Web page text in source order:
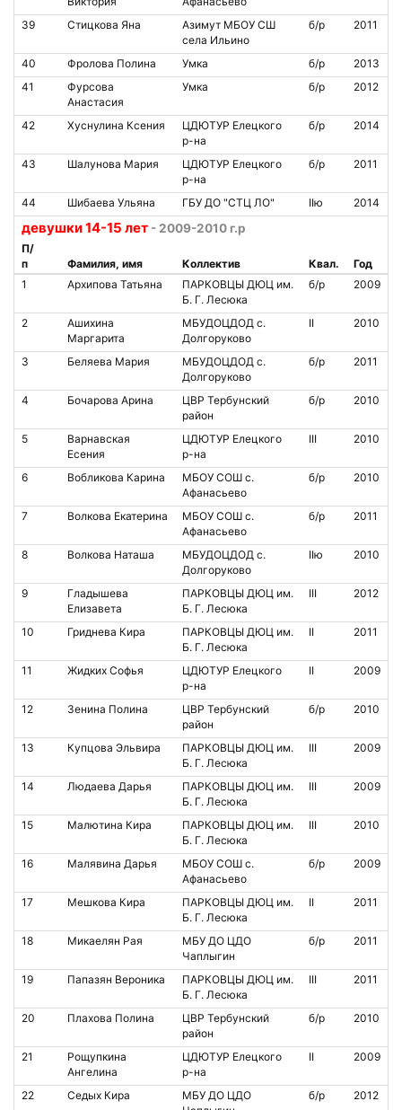
39 Стицкова Яна
Азимут МБОУ СШ
села Ильино
б/р 2011
40 Фролова Полина Умка б/р
2013
41
Фурсова
Анастасия
Умка б/р 2012
42 Хуснулина Ксения
ЦДЮТУР Елецкого
р-на
б/р 2014
43 Шалунова Мария
ЦДЮТУР Елецкого
р-на
б/р 2011
44 Шибаева Ульяна ГБУ ДО "СТЦ ЛО" IIю 2014
девушки 14-15 лет - 2009-2010 г.р
П/
п
Фамилия, имя Коллектив Квал.
Год
1
Архипова Татьяна
ПАРКОВЦЫ ДЮЦ им.
Б. Г. Лесюка
б/р 2009
2
Ашихина
Маргарита
МБУДОЦДОД с.
Долгоруково
II 2010
3 Беляева Мария
МБУДОЦДОД с.
Долгоруково
б/р 2011
4 Бочарова Арина
ЦВР Тербунский
район
б/р 2010
5
Варнавская
Есения
ЦДЮТУР Елецкого
р-на
III 2010
6 Вобликова Карина
МБОУ СОШ с.
Афанасьево
б/р 2010
7 Волкова Екатерина
МБОУ СОШ с.
Афанасьево
б/р 2011
8 Волкова Наташа
МБУДОЦДОД с.
Долгоруково
IIю 2010
9
Гладышева
Елизавета
ПАРКОВЦЫ ДЮЦ им.
Б. Г. Лесюка
III 2012
10 Гриднева Кира
ПАРКОВЦЫ ДЮЦ им.
Б. Г. Лесюка
II 2011
11 Жидких Софья
ЦДЮТУР Елецкого
р-на
II 2009
12 Зенина Полина
ЦВР Тербунский
район
б/р 2010
13 Купцова Эльвира
ПАРКОВЦЫ ДЮЦ им.
Б. Г. Лесюка
III 2009
14 Людаева Дарья
ПАРКОВЦЫ ДЮЦ им.
Б. Г. Лесюка
III 2009
15 Малютина Кира
ПАРКОВЦЫ ДЮЦ им.
Б. Г. Лесюка
III 2010
16 Малявина Дарья
МБОУ СОШ с.
Афанасьево
б/р 2009
17 Мешкова Кира
ПАРКОВЦЫ ДЮЦ им.
Б. Г. Лесюка
II 2011
18 Микаелян Рая
МБУ ДО ЦДО
Чаплыгин
б/р 2011
19 Папазян Вероника
ПАРКОВЦЫ ДЮЦ им.
Б. Г. Лесюка
III 2011
20 Плахова Полина
ЦВР Тербунский
район
б/р 2010
21
Рощупкина
Ангелина
ЦДЮТУР Елецкого
р-на
II 2009
22 Седых Кира
МБУ ДО ЦДО
б/р 2012